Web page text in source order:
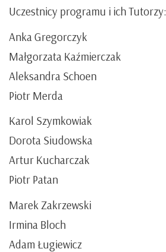
Uczestnicy programu i ich Tutorzy:
Anka Gregorczyk
Małgorzata Kaźmierczak
Aleksandra Schoen
Piotr Merda
Karol Szymkowiak
Dorota Siudowska
Artur Kucharczak
Piotr Patan
Marek Zakrzewski
Irmina Bloch
Adam Ługiewicz